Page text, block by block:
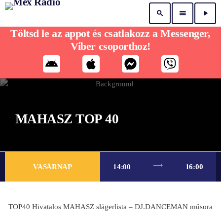
search menu play_arrow
MAHASZ TOP 40
VASÁRNAP 14:00 trending_flat 16:00
TOP40 Hivatalos MAHASZ slágerlista – DJ.DANCEMAN műsora
Töltsd le az appot és csatlakozz a Messenger,
Viber csoporthoz!